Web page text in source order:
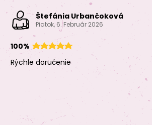
Korálik z bieleho
santalového
dreva 6mm
santalového
dreva 8mm
Štefánia Urbančoková
Piatok, 6. Február 2026
100%
Rýchle doručenie